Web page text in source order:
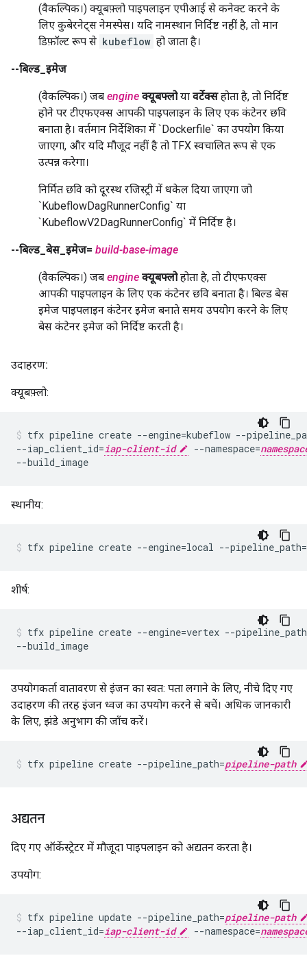
(वैकल्पिक।) क्यूबफ़्लो पाइपलाइन एपीआई से कनेक्ट करने के
लिए कुबेरनेट्स नेमस्पेस। यदि नामस्थान निर्दिष्ट नहीं है, तो मान
डिफ़ॉल्ट रूप से kubeflow हो जाता है।
--बिल्ड_इमेज
(वैकल्पिक।) जब engine क्यूबफ्लोया वर्टेक्सहोता है, तो निर्दिष्ट
होने पर टीएफएक्स आपकी पाइपलाइन के लिए एक कंटेनर छवि
बनाता है। वर्तमान निर्देशिका में `Dockerfile` का उपयोग किया
जाएगा, और यदि मौजूद नहीं है तो TFX स्वचालित रूप से एक
उत्पन्न करेगा।
निर्मित छवि को दूरस्थ रजिस्ट्री में धकेल दिया जाएगा जो
`KubeflowDagRunnerConfig` या
`KubeflowV2DagRunnerConfig` में निर्दिष्ट है।
--बिल्ड_बेस_इमेज= build-base-image
(वैकल्पिक।) जब engine क्यूबफ्लोहोता है, तो टीएफएक्स
आपकी पाइपलाइन के लिए एक कंटेनर छवि बनाता है। बिल्ड बेस
इमेज पाइपलाइन कंटेनर इमेज बनाते समय उपयोग करने के लिए
बेस कंटेनर इमेज को निर्दिष्ट करती है।
उदाहरण:
क्यूबफ़्लो:
tfx pipeline create --engine=kubeflow --
--iap_client_id=iap-client-id --namespace=
स्थानीय:
tfx pipeline create --engine=local --pipeline_path=
शीर्ष:
tfx pipeline create --engine=vertex --
उपयोगकर्ता वातावरण से इंजन का स्वत: पता लगाने के लिए, नीचे दिए गए
उदाहरण की तरह इंजन ध्वज का उपयोग करने से बचें। अधिक जानकारी
के लिए, झंडे अनुभाग की जाँच करें।
tfx pipeline create --pipeline_path=pipeline-path
अद्यतन
दिए गए ऑर्केस्ट्रेटर में मौजूदा पाइपलाइन को अद्यतन करता है।
उपयोग:
tfx pipeline update --pipeline_path=pipeline-path
--iap_client_id=iap-client-id --namespace=